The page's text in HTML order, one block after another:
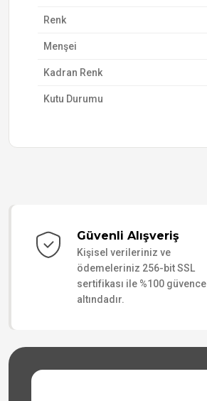
Renk
Menşei
Kadran Renk
Kutu Durumu
Güvenli Alışveriş
Kişisel verileriniz ve
ödemeleriniz 256-bit SSL
sertifikası ile %100 güvence
altındadır.